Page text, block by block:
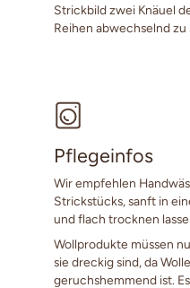
Strickbild zwei Knäuel
Reihen abwechselnd zu
Pflegeinfos
Wir empfehlen
Strickstücks, sanft in
und flach trocknen
Wollprodukte müssen
sie dreckig sind, da
geruchshemmend ist.